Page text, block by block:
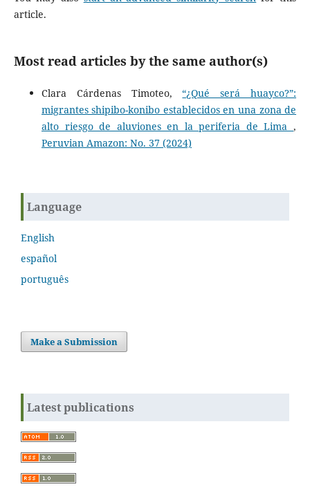
article.
Most read articles by the same author(s)
Clara Cárdenas Timoteo,“¿Qué será huayco?”:
migrantes shipibo-konibo establecidos en una zona de
alto riesgo de aluviones en la periferia de Lima,
Peruvian Amazon: No. 37 (2024)
Language
English
español
português
Make a Submission
Latest publications